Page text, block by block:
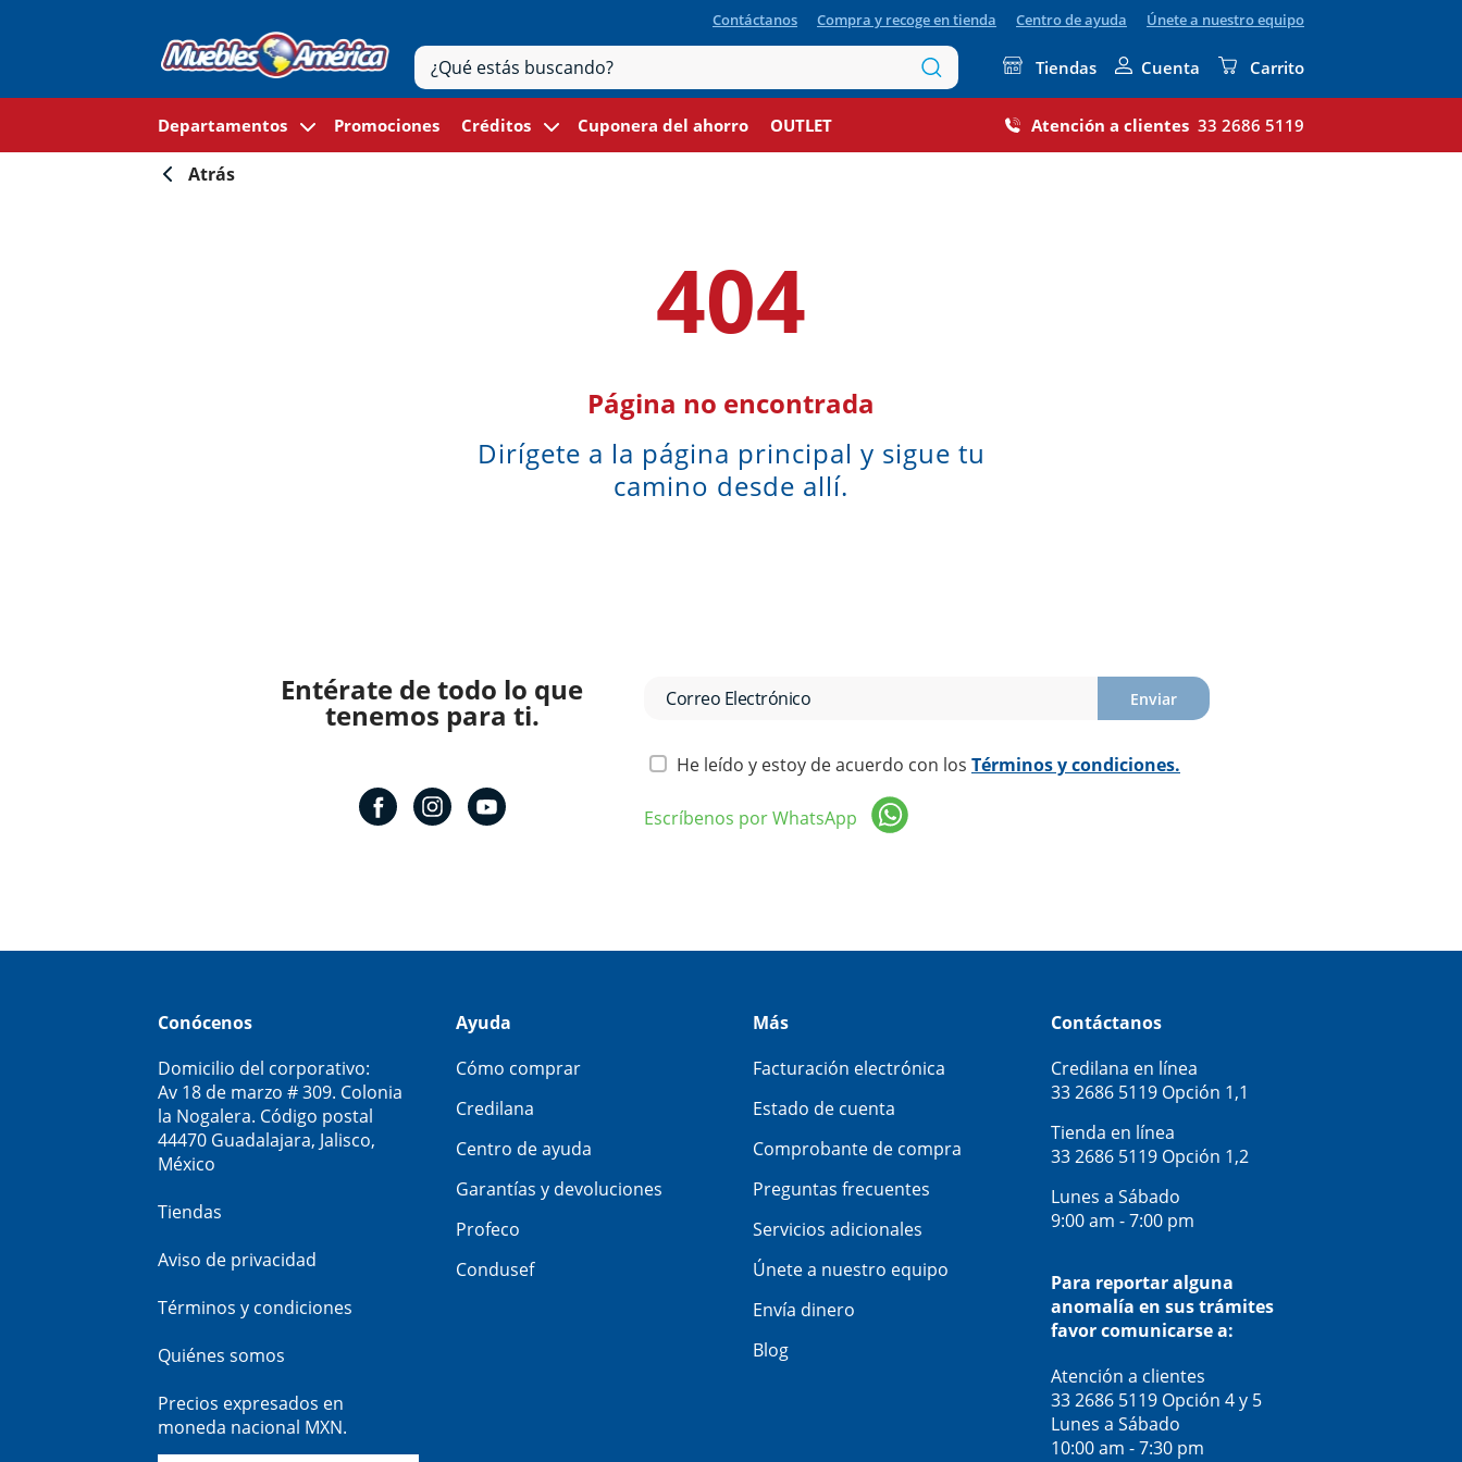
Contáctanos Compra y recoge en tienda Centro de ayuda Únete a nuestro equipo
Tiendas Cuenta Carrito
Departamentos Promociones Créditos Cuponera del ahorro OUTLET Atención a clientes 33 2686 5119
Atrás
404
Página no encontrada
Dirígete a la página principal y sigue tu
camino desde allí.
Entérate de todo lo que
tenemos para ti. Enviar
He leído y estoy de acuerdo con los Términos y condiciones.
Escríbenos por WhatsApp
Conócenos
Domicilio del corporativo:
Av 18 de marzo # 309. Colonia
la Nogalera. Código postal
44470 Guadalajara, Jalisco,
México
Tiendas
Aviso de privacidad
Términos y condiciones
Quiénes somos
Precios expresados en
moneda nacional MXN.
Ayuda
Cómo comprar
Credilana
Centro de ayuda
Garantías y devoluciones
Profeco
Condusef
Más
Facturación electrónica
Estado de cuenta
Comprobante de compra
Preguntas frecuentes
Servicios adicionales
Únete a nuestro equipo
Envía dinero
Blog
Contáctanos
Credilana en línea
33 2686 5119 Opción 1,1
Tienda en línea
33 2686 5119 Opción 1,2
Lunes a Sábado
9:00 am - 7:00 pm
Para reportar alguna
anomalía en sus trámites
favor comunicarse a:
Atención a clientes
33 2686 5119 Opción 4 y 5
Lunes a Sábado
10:00 am - 7:30 pm